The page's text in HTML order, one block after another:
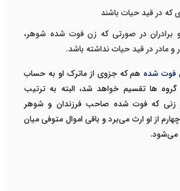
که در قید حیات باشند
برادران در صورتی که زن فوت شده شوهر،
و مادر در قید حیات نداشته باشد.
فوت شده هم که جزوی از ماترک او به حساب
ها تقسیم خواهد شد، البته به ترتیب
زنی که فوت شده صاحب فرزندان و شوهر
از او ارث می‌برد و باقی اموال متوفی میان
می‌شود.